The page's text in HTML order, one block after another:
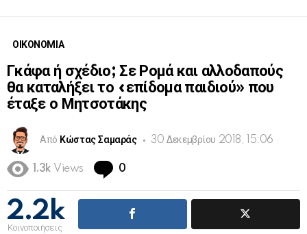
ΟΙΚΟΝΟΜΙΑ
Γκάφα ή σχέδιο; Σε Ρομά και αλλοδαπούς
θα καταλήξει το «επίδομα παιδιού» που
έταξε ο Μητσοτάκης
Από Κώστας Σαμαράς 30 Δεκεμβρίου 2018, 15:06
1.3k Views 0
2.2k
Κοινοποιήσεις